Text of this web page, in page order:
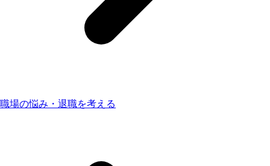
職場の悩み・退職を考える